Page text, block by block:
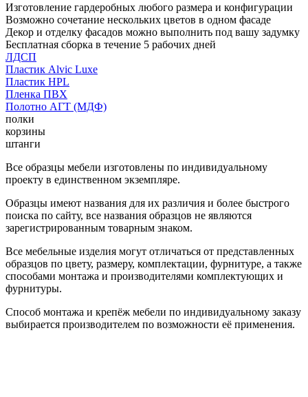
Изготовление гардеробных любого размера и конфигурации
Возможно сочетание нескольких цветов в одном фасаде
Декор и отделку фасадов можно выполнить под вашу задумку
Бесплатная сборка в течение 5 рабочих дней
ЛДСП
Пластик Alvic Luxe
Пластик HPL
Пленка ПВХ
Полотно АГТ (МДФ)
полки
корзины
штанги
Все образцы мебели изготовлены по индивидуальному
проекту в единственном экземпляре.
Образцы имеют названия для их различия и более быстрого
поиска по сайту, все названия образцов не являются
зарегистрированным товарным знаком.
Все мебельные изделия могут отличаться от представленных
образцов по цвету, размеру, комплектации, фурнитуре, а также
способами монтажа и производителями комплектующих и
фурнитуры.
Способ монтажа и крепёж мебели по индивидуальному заказу
выбирается производителем по возможности её применения.